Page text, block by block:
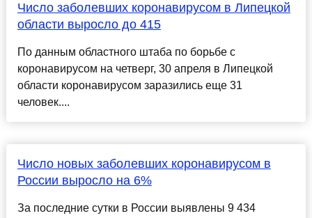
Число заболевших коронавирусом в Липецкой
области выросло до 415
По данным областного штаба по борьбе с
коронавирусом на четверг, 30 апреля в Липецкой
области коронавирусом заразились еще 31
человек....
Число новых заболевших коронавирусом в
России выросло на 6%
За последние сутки в России выявлены 9 434